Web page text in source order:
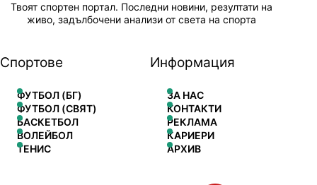
Твоят спортен портал. Последни новини, резултати на
живо, задълбочени анализи от света на спорта
Спортове
ФУТБОЛ (БГ)
ФУТБОЛ (СВЯТ)
БАСКЕТБОЛ
ВОЛЕЙБОЛ
ТЕНИС
Информация
ЗА НАС
КОНТАКТИ
РЕКЛАМА
КАРИЕРИ
АРХИВ